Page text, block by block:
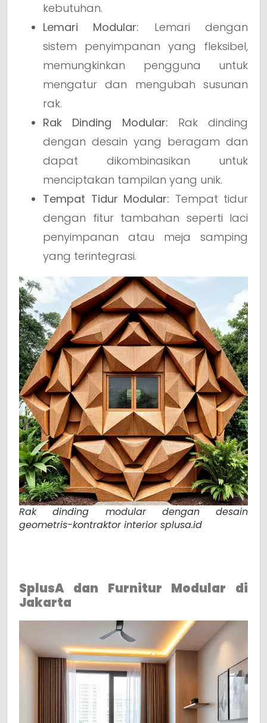
kebutuhan.
Lemari Modular: Lemari dengan
sistem penyimpanan yang fleksibel,
memungkinkan pengguna untuk
mengatur dan mengubah susunan
rak.
Rak Dinding Modular: Rak dinding
dengan desain yang beragam dan
dapat dikombinasikan untuk
menciptakan tampilan yang unik.
Tempat Tidur Modular: Tempat tidur
dengan fitur tambahan seperti laci
penyimpanan atau meja samping
yang terintegrasi.
Rak dinding modular dengan desain
geometris-kontraktor interior splusa.id
SplusA dan Furnitur Modular di
Jakarta